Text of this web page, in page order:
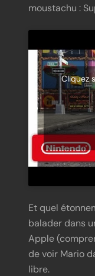
moustachu :
Cliquez
Et quel
balader dans
Apple
de voir Mario
libre.